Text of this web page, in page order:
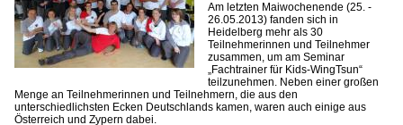
Am letzten Maiwochenende (25. -
26.05.2013) fanden sich in
Heidelberg mehr als 30
Teilnehmerinnen und Teilnehmer
zusammen, um am Seminar
„Fachtrainer für Kids-WingTsun“
teilzunehmen. Neben einer großen
Menge an Teilnehmerinnen und Teilnehmern, die aus den
unterschiedlichsten Ecken Deutschlands kamen, waren auch einige aus
Österreich und Zypern dabei.